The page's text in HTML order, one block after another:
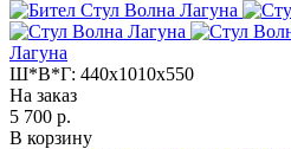
Лагуна
Ш*В*Г: 440x1010x550
На заказ
5 700 р.
В корзину